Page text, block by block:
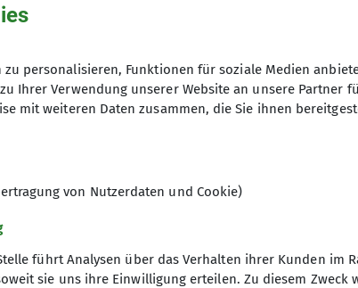
auch! Unsere inklusive Klettergruppe
sondern das gemeinsame Erleben.
an der Seite. Wir wachsen
und feiern echte Erfolgserlebnisse.
personalisieren, Funktionen für soziale Medien
Ihrer Verwendung unserer Website an unsere Partner
mit weiteren Daten zusammen, die Sie ihnen
von Nutzerdaten und Cookie)
führt Analysen über das Verhalten ihrer Kunden im
sie uns ihre Einwilligung erteilen. Zu diesem